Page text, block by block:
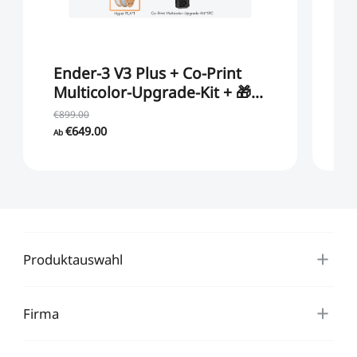
Ender-3 V3 Plus + Co-Print
Multicolor-Upgrade-Kit + 🎁
Hyper Pla * 2PCS
€899.00
Ab €649.00
Produktauswahl
Firma